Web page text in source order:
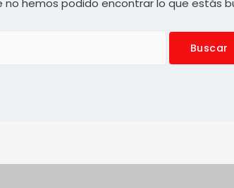
no hemos podido encontrar lo que estás